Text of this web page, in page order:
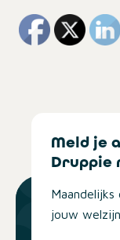
Meld je
Druppie
jouw